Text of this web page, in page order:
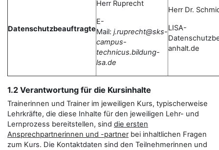
Datenschutzbeauftragte
Herr Ruprecht
E-
Mail: j.ruprecht@sks-
campus-
technicus.bildung-
lsa.de
Herr Dr.
LISA-
anhalt.de
1.2 Verantwortung für die Kursinhalte
Trainerinnen und Trainer im jeweiligen Kurs, typischerweise
Lehrkräfte, die diese Inhalte für den jeweiligen Lehr- und
Lernprozess bereitstellen, sind die ersten
Ansprechpartnerinnen und -partnerbei inhaltlichen Fragen
zum Kurs. Die Kontaktdaten sind den Teilnehmerinnen und